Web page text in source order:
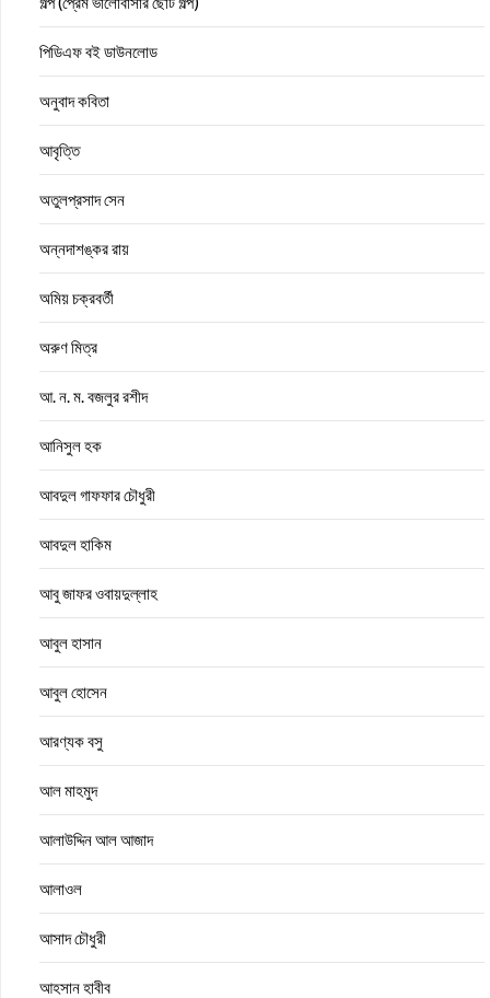
পিডিএফ বই ডাউনলোড
অনুবাদ কবিতা
আবৃত্তি
অতুলপ্রসাদ সেন
অন্নদাশঙ্কর রায়
অমিয় চক্রবর্তী
অরুণ মিত্র
আ. ন. ম. বজলুর রশীদ
আনিসুল হক
আবদুল গাফফার চৌধুরী
আবদুল হাকিম
আবু জাফর ওবায়দুল্লাহ
আবুল হাসান
আবুল হোসেন
আরণ্যক বসু
আল মাহমুদ
আলাউদ্দিন আল আজাদ
আলাওল
আসাদ চৌধুরী
আহসান হাবীব